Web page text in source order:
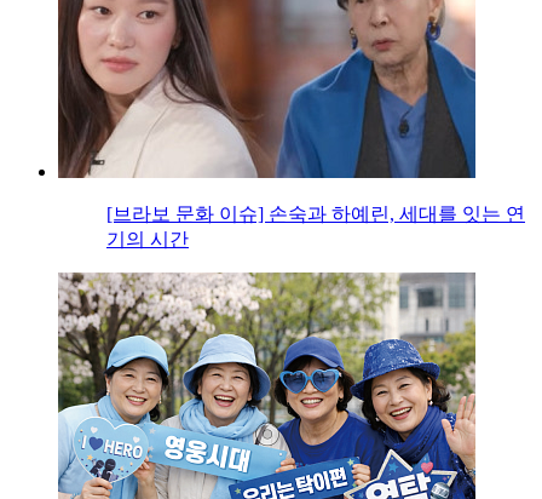
[브라보 문화 이슈] 손숙과 하예린, 세대를 잇는 연
기의 시간